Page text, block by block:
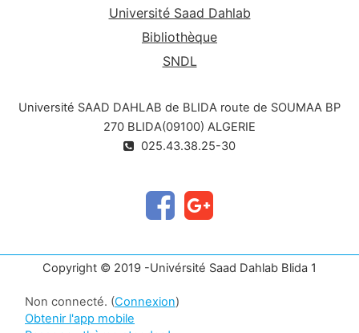
Université Saad Dahlab
Bibliothèque
SNDL
Université SAAD DAHLAB de BLIDA route de SOUMAA BP
270 BLIDA(09100) ALGERIE
025.43.38.25-30
Copyright © 2019 -Univérsité Saad Dahlab Blida 1
Non connecté. (Connexion)
Obtenir l'app mobile